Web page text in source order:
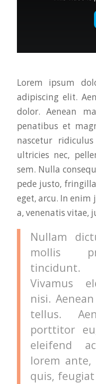
Lorem ipsum
adipiscing elit.
dolor. Aenean
penatibus et
nascetur
ultricies nec,
sem. Nulla
pede justo,
eget, arcu. In
a, venenatis vitae,
Nullam
mollis
Vivamus
nisi.
tellus.
porttitor
eleifend
lorem
quis,